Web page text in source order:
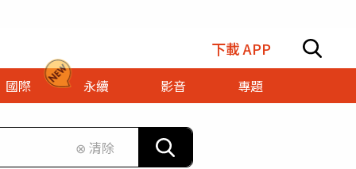
下載 APP
國際 永續 影音
專題
⊗ 清除